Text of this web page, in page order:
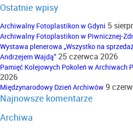
Ostatnie wpisy
Archiwalny Fotoplastikon w Gdyni 5
Archiwalny Fotoplastikon w Piwnicznej-
Wystawa plenerowa „Wszystko na
Andrzejem Wajdą” 25 czerwca 2026
Pamięć Kolejowych Pokoleń w Archiwach
2026
Międzynarodowy Dzień Archiwów 9
Najnowsze komentarze
Archiwa